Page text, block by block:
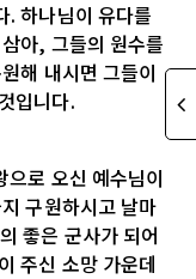
. 하나님이 유다를
아, 그들의 원수를
해 내시면 그들이
입니다.
로 오신 예수님이
구원하시고 날마
좋은 군사가 되어
주신 소망 가운데